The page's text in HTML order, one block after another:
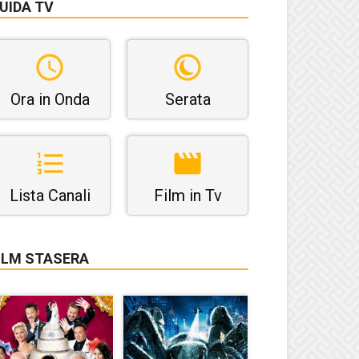
TV
Ora in Onda Serata
Lista Canali Film in Tv
STASERA